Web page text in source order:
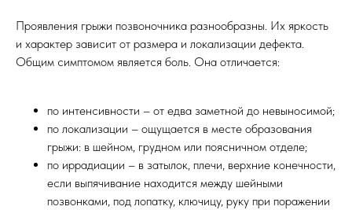
Проявления грыжи позвоночника разнообразны. Их яркость
и характер зависит от размера и локализации дефекта.
Общим симптомом является боль. Она отличается:
по интенсивности – от едва заметной до невыносимой;
по локализации – ощущается в месте образования
грыжи: в шейном, грудном или поясничном отделе;
по иррадиации – в затылок, плечи, верхние конечности,
если выпячивание находится между шейными
позвонками, под лопатку, ключицу, руку при поражении